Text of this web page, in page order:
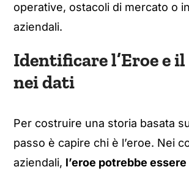
operative, ostacoli di mercato o
aziendali.
Identificare l’Eroe e
nei dati
Per costruire una storia basata
passo è capire chi è l’eroe. Nei
aziendali, l’eroe potrebbe